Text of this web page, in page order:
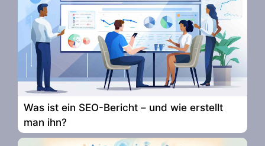
Was ist ein SEO-Bericht – und wie erstellt
man ihn?